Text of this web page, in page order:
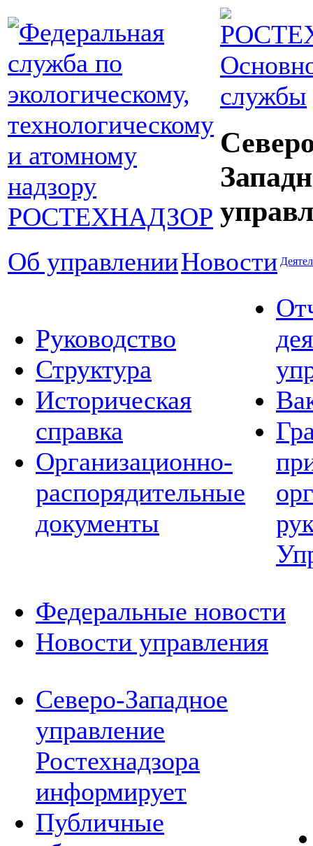
службы
Об управленииНовости
Руководство
Структура
Историческая
справка
Организационно-
распорядительные
документы
Федеральные новости
Новости управления
Северо-Западное
управление
Ростехнадзора
информирует
Публичные